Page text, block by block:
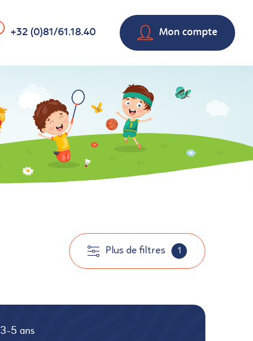
+32 (0)81/61.18.40 Mon compte
Plus de filtres 1
3-5 ans